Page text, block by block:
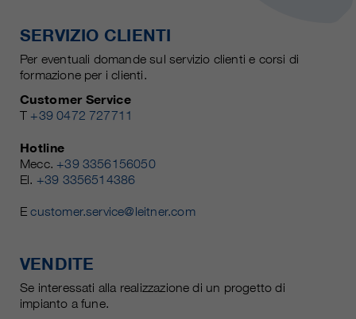
SERVIZIO CLIENTI
Per eventuali domande sul servizio clienti e corsi di
formazione per i clienti.
Customer Service
T +39 0472 727711
Hotline
Mecc. +39 3356156050
El. +39 3356514386
Ecustomer.service@leitner.com
VENDITE
Se interessati alla realizzazione di un progetto di
impianto a fune.